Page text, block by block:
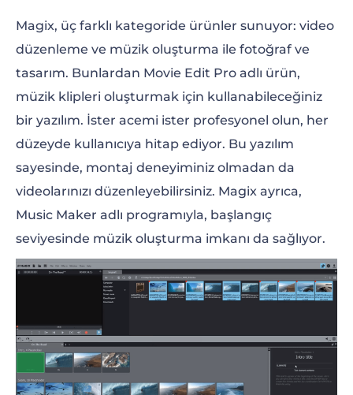
Magix, üç farklı kategoride ürünler sunuyor: video
düzenleme ve müzik oluşturma ile fotoğraf ve
tasarım. Bunlardan Movie Edit Pro adlı ürün,
müzik klipleri oluşturmak için kullanabileceğiniz
bir yazılım. İster acemi ister profesyonel olun, her
düzeyde kullanıcıya hitap ediyor. Bu yazılım
sayesinde, montaj deneyiminiz olmadan da
videolarınızı düzenleyebilirsiniz. Magix ayrıca,
Music Maker adlı programıyla, başlangıç
seviyesinde müzik oluşturma imkanı da sağlıyor.